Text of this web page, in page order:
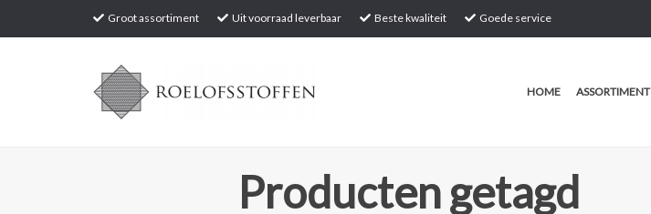
Groot assortiment Uit voorraad leverbaar Beste kwaliteit Goede service
HOME ASSORTIMENT
Producten getagd